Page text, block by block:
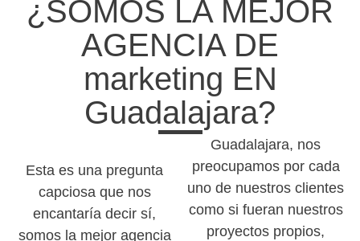
¿SOMOS LA MEJOR
AGENCIA DE
marketing EN
Guadalajara?
Esta es una pregunta
capciosa que nos
encantaría decir sí,
somos la mejor agencia
Guadalajara, nos
preocupamos por cada
uno de nuestros clientes
como si fueran nuestros
proyectos propios,